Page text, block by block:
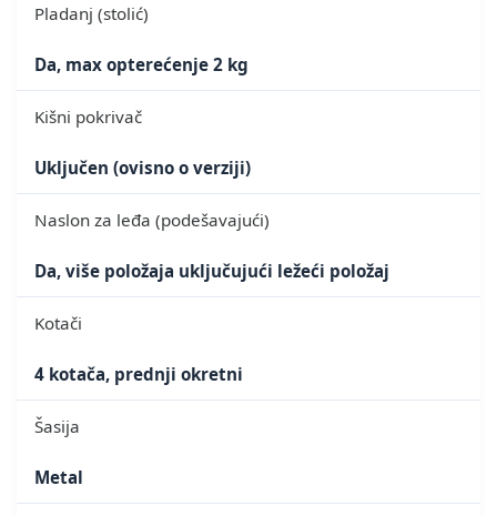
Pladanj (stolić)
Da, max opterećenje 2 kg
Kišni pokrivač
Uključen (ovisno o verziji)
Naslon za leđa (podešavajući)
Da, više položaja uključujući ležeći položaj
Kotači
4 kotača, prednji okretni
Šasija
Metal